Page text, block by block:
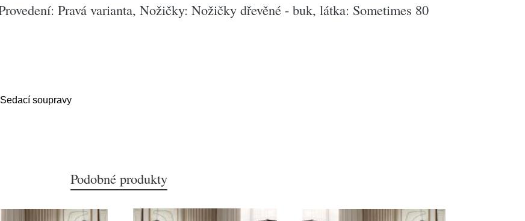
Pravá varianta, Nožičky: Nožičky dřevěné - buk, látka: Sometimes 80
soupravy
Podobné produkty